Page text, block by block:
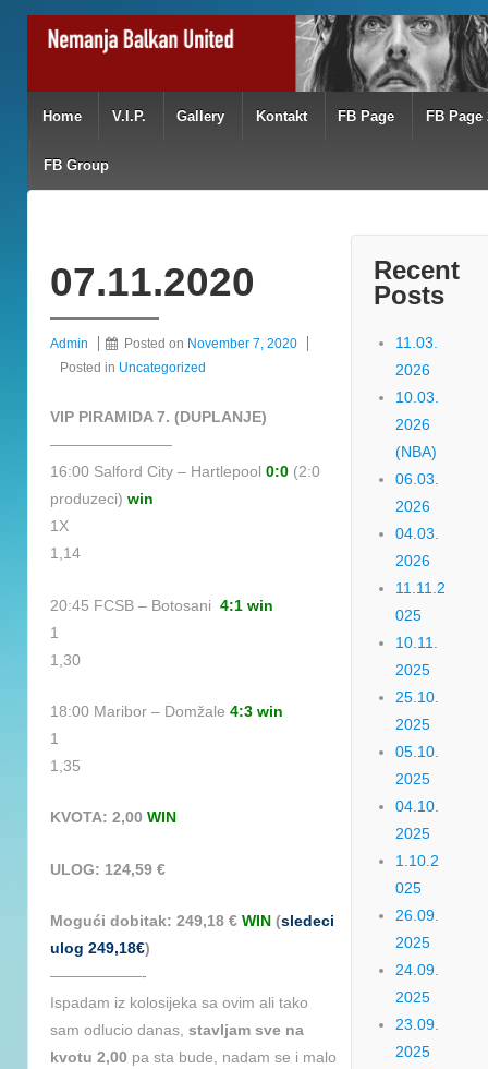
Home V.I.P. Gallery Kontakt FB Page FB Page
FB Group
07.11.2020
Admin Posted on November 7, 2020
Posted in Uncategorized
VIP PIRAMIDA 7. (DUPLANJE)
————————
16:00 Salford City – Hartlepool 0:0 (2:0
produzeci) win
1X
1,14
20:45 FCSB – Botosani 4:1 win
1
1,30
18:00 Maribor – Domžale 4:3 win
1
1,35
KVOTA: 2,00 WIN
ULOG: 124,59 €
Mogući dobitak: 249,18 € WIN (sledeci
ulog 249,18€)
——————-
Ispadam iz kolosijeka sa ovim ali tako
sam odlucio danas, stavljam sve na
kvotu 2,00 pa sta bude, nadam se i malo
Recent
Posts
11.03.
2026
10.03.
2026
(NBA)
06.03.
2026
04.03.
2026
11.11.2
025
10.11.
2025
25.10.
2025
05.10.
2025
04.10.
2025
1.10.2
025
26.09.
2025
24.09.
2025
23.09.
2025